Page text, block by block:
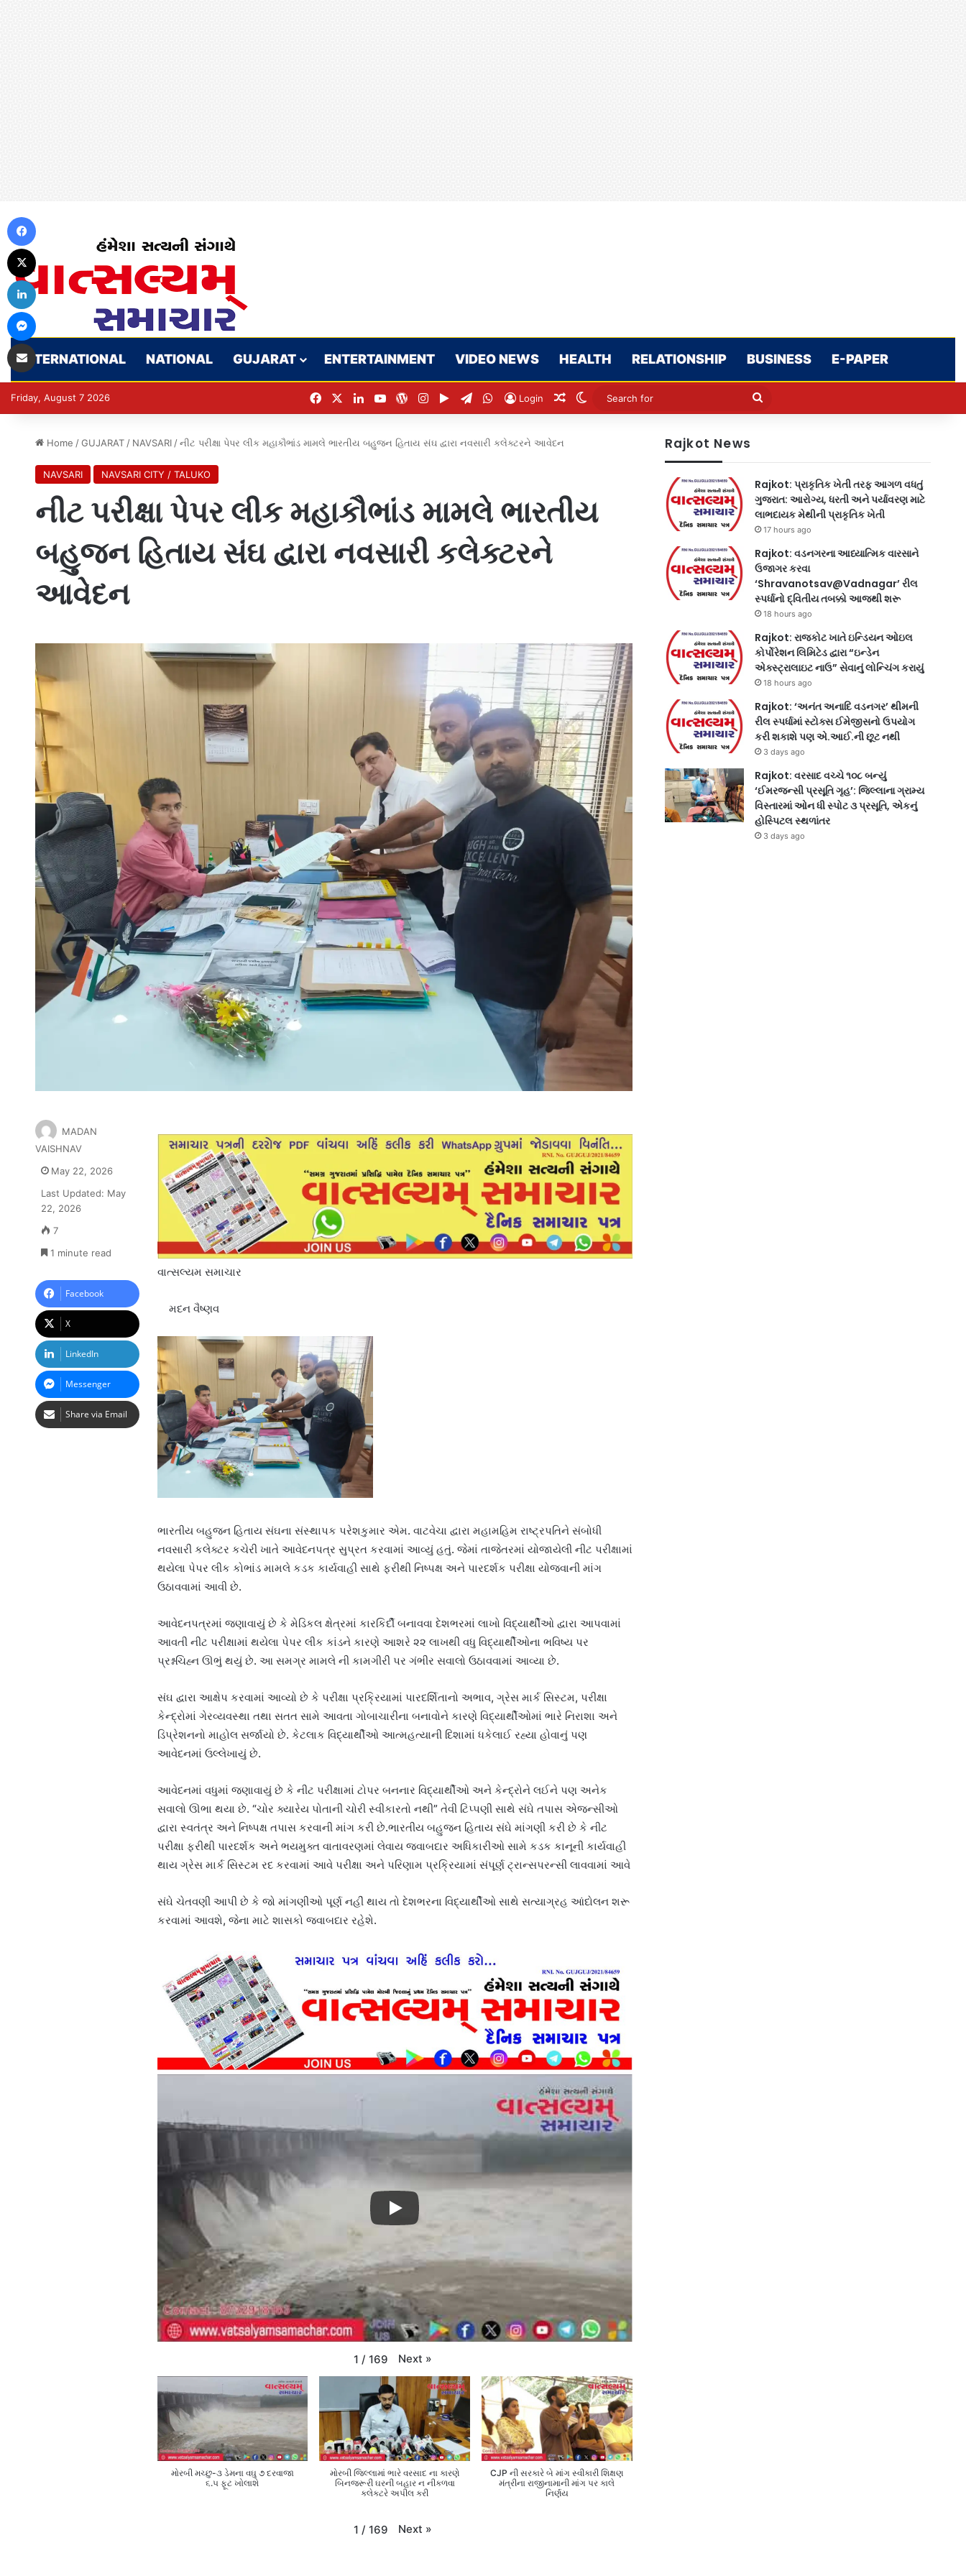
INTERNATIONAL NATIONAL GUJARAT ENTERTAINMENT VIDEO NEWS HEALTH RELATIONSHIP BUSINESS E-PAPER
Friday, August 7 2026 FacebookLinkedInYouTubeWordPress
Instagram
Google Play
Telegram
WhatsApp
Login Random Article
Switch skin
Search
Home / GUJARAT / NAVSARI / નીટ પરીક્ષા પેપર લીક મહાકૌભાંડ મામલે ભારતીય બહુજન હિતાય સંઘ દ્વારા નવસારી કલેક્ટરને આવેદન
NAVSARI NAVSARI CITY / TALUKO
નીટ પરીક્ષા પેપર લીક મહાકૌભાંડ મામલે ભારતીય
બહુજન હિતાય સંઘ દ્વારા નવસારી કલેક્ટરને
આવેદન
વાત્સલ્યમ સમાચાર
મદન વૈષ્ણવ
ભારતીય બહુજન હિતાય સંઘના સંસ્થાપક પરેશકુમાર એમ. વાટવેચા દ્વારા મહામહિમ રાષ્ટ્રપતિને સંબોધી
નવસારી કલેક્ટર કચેરી ખાતે આવેદનપત્ર સુપ્રત કરવામાં આવ્યું હતું. જેમાં તાજેતરમાં યોજાયેલી નીટ પરીક્ષામાં
થયેલા પેપર લીક કોભાંડ મામલે કડક કાર્યવાહી સાથે ફરીથી નિષ્પક્ષ અને પારદર્શક પરીક્ષા યોજવાની માંગ
ઉઠાવવામાં આવી છે.
આવેદનપત્રમાં જણાવાયું છે કે મેડિકલ ક્ષેત્રમાં કારકિર્દી બનાવવા દેશભરમાં લાખો વિદ્યાર્થીઓ દ્વારા આપવામાં
આવતી નીટ પરીક્ષામાં થયેલા પેપર લીક કાંડને કારણે આશરે ૨૨ લાખથી વધુ વિદ્યાર્થીઓના ભવિષ્ય પર
પ્રશ્નચિહ્ન ઊભું થયું છે. આ સમગ્ર મામલે ની કામગીરી પર ગંભીર સવાલો ઉઠાવવામાં આવ્યા છે.
સંઘ દ્વારા આક્ષેપ કરવામાં આવ્યો છે કે પરીક્ષા પ્રક્રિયામાં પારદર્શિતાનો અભાવ, ગ્રેસ માર્ક સિસ્ટમ, પરીક્ષા
કેન્દ્રોમાં ગેરવ્યવસ્થા તથા સતત સામે આવતા ગોબાચારીના બનાવોને કારણે વિદ્યાર્થીઓમાં ભારે નિરાશા અને
ડિપ્રેશનનો માહોલ સર્જાયો છે. કેટલાક વિદ્યાર્થીઓ આત્મહત્યાની દિશામાં ધકેલાઈ રહ્યા હોવાનું પણ
આવેદનમાં ઉલ્લેખાયું છે.
આવેદનમાં વધુમાં જણાવાયું છે કે નીટ પરીક્ષામાં ટોપર બનનાર વિદ્યાર્થીઓ અને કેન્દ્રોને લઈને પણ અનેક
સવાલો ઊભા થયા છે. “ચોર ક્યારેય પોતાની ચોરી સ્વીકારતો નથી” તેવી ટિપ્પણી સાથે સંઘે તપાસ એજન્સીઓ
દ્વારા સ્વતંત્ર અને નિષ્પક્ષ તપાસ કરવાની માંગ કરી છે.ભારતીય બહુજન હિતાય સંઘે માંગણી કરી છે કે નીટ
પરીક્ષા ફરીથી પારદર્શક અને ભયમુક્ત વાતાવરણમાં લેવાય જવાબદાર અધિકારીઓ સામે કડક કાનૂની કાર્યવાહી
થાય ગ્રેસ માર્ક સિસ્ટમ રદ કરવામાં આવે પરીક્ષા અને પરિણામ પ્રક્રિયામાં સંપૂર્ણ ટ્રાન્સપરન્સી લાવવામાં આવે
સંઘે ચેતવણી આપી છે કે જો માંગણીઓ પૂર્ણ નહીં થાય તો દેશભરના વિદ્યાર્થીઓ સાથે સત્યાગ્રહ આંદોલન શરૂ
કરવામાં આવશે, જેના માટે શાસકો જવાબદાર રહેશે.
1 / 169 Next »
મોરબી મચ્છુ-૩ ડેમના વઘુ ૭ દરવાજા
૬.૫ ફૂટ ખોલાશે
મોરબી જિલ્લામાં ભારે વરસાદ ના કારણે
બિનજરૂરી ઘરની બહાર ન નીકળવા
કલેક્ટરે અપીલ કરી
CJP ની સરકારે બે માંગ સ્વીકારી શિક્ષણ
મંત્રીના રાજીનામાની માંગ પર કાલે
નિર્ણય
1 / 169 Next »
MADAN
VAISHNAV
May 22, 2026
Last Updated: May
22, 2026
7
1 minute read
Facebook
X
LinkedIn
Messenger
Share via Email
Rajkot News
Rajkot: પ્રાકૃતિક ખેતી તરફ આગળ વધતું
ગુજરાત: આરોગ્ય, ધરતી અને પર્યાવરણ માટે
લાભદાયક મેથીની પ્રાકૃતિક ખેતી
17 hours ago
Rajkot: વડનગરના આધ્યાત્મિક વારસાને
ઉજાગર કરવા
‘Shravanotsav@Vadnagar’ રીલ
સ્પર્ધાનો દ્વિતીય તબક્કો આજથી શરૂ
18 hours ago
Rajkot: રાજકોટ ખાતે ઇન્ડિયન ઓઇલ
કોર્પોરેશન લિમિટેડ દ્વારા “ઇન્ડેન
એક્સ્ટ્રાલાઇટ નાઉ” સેવાનું લોન્ચિંગ કરાયું
18 hours ago
Rajkot: ‘અનંત અનાદિ વડનગર’ થીમની
રીલ સ્પર્ધામાં સ્ટોક્સ ઈમેજીસનો ઉપયોગ
કરી શકાશે પણ એ.આઈ.ની છૂટ નથી
3 days ago
Rajkot: વરસાદ વચ્ચે ૧૦૮ બન્યું
‘ઈમરજન્સી પ્રસૂતિ ગૃહ’: જિલ્લાના ગ્રામ્ય
વિસ્તારમાં ઓન ધી સ્પોટ ૩ પ્રસૂતિ, એકનું
હોસ્પિટલ સ્થળાંતર
3 days ago
LinkedIn